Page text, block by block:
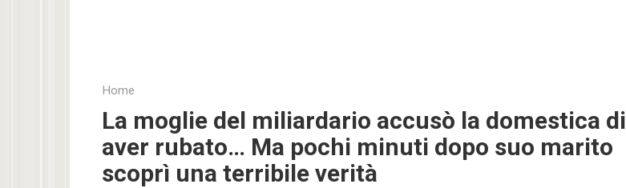
Home
La moglie del miliardario accusò la domestica di
aver rubato… Ma pochi minuti dopo suo marito
scoprì una terribile verità